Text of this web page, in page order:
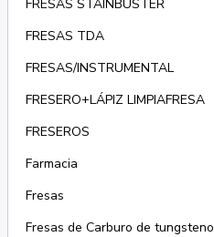
FRESAS STAINBUSTER
FRESAS TDA
FRESAS/INSTRUMENTAL
FRESERO+LÁPIZ LIMPIAFRESA
FRESEROS
Farmacia
Fresas
Fresas de Carburo de tungsteno